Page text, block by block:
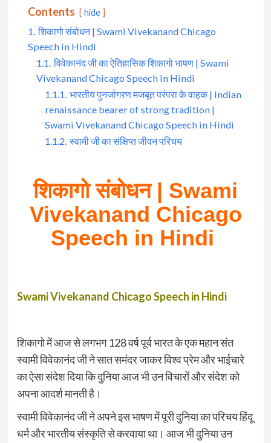
Contents hide
1. शिकागो संबोधन | Swami Vivekanand Chicago
Speech in Hindi
1.1. विवेकानंद जी का ऐतिहासिक शिकागो भाषण | Swami
Vivekanand Chicago Speech in Hindi
1.1.1. भारतीय पुनर्जागरण मजबूत परंपरा के वाहक | Indian
renaissance bearer of strong tradition |
Swami Vivekanand Chicago Speech in Hindi
1.1.2. स्वामी जी का संक्षिप्त जीवन परिचय
शिकागो संबोधन | Swami
Vivekanand Chicago
Speech in Hindi
Swami Vivekanand Chicago Speech in Hindi
शिकागो में आज से लगभग 128 वर्ष पूर्व भारत के एक महान संत
स्वामी विवेकानंद जी ने सात समंदर जाकर विश्व प्रेम और भाईचारे
का ऐसा संदेश दिया कि दुनिया आज भी उन विचारों और संदेश को
अपना आदर्श मानती है।
स्वामी विवेकानंद जी ने अपने इस भाषण में पूरी दुनिया का परिचय हिंदू
धर्म और भारतीय संस्कृति से करवाया था। आज भी दुनिया उन